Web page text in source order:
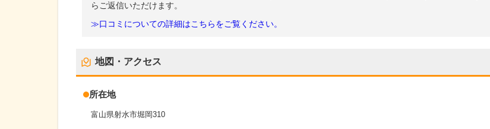
らご返信いただけます。
≫口コミについての詳細はこちらをご覧ください。
地図・アクセス
所在地
富山県射水市堀岡310